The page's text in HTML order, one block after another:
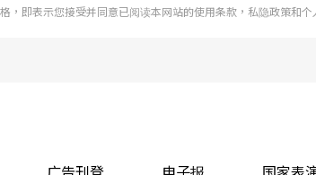
，却不至让故事显得飘渺虚幻或停
于家族的记忆，确是尚显吃力，却依
，即表示您接受并同意已阅读本网站的使用条款，私隐政策和个